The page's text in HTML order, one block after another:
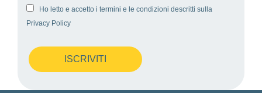
Ho letto e accetto i termini e le condizioni descritti sulla
Privacy Policy